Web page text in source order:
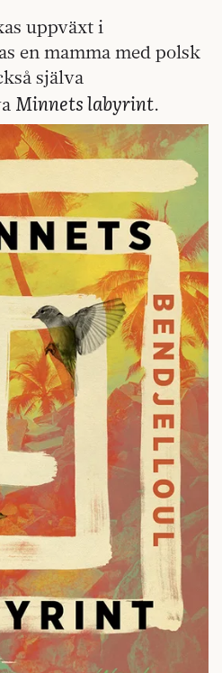
uppväxt i
en mamma med polsk
själva
Minnets labyrint.